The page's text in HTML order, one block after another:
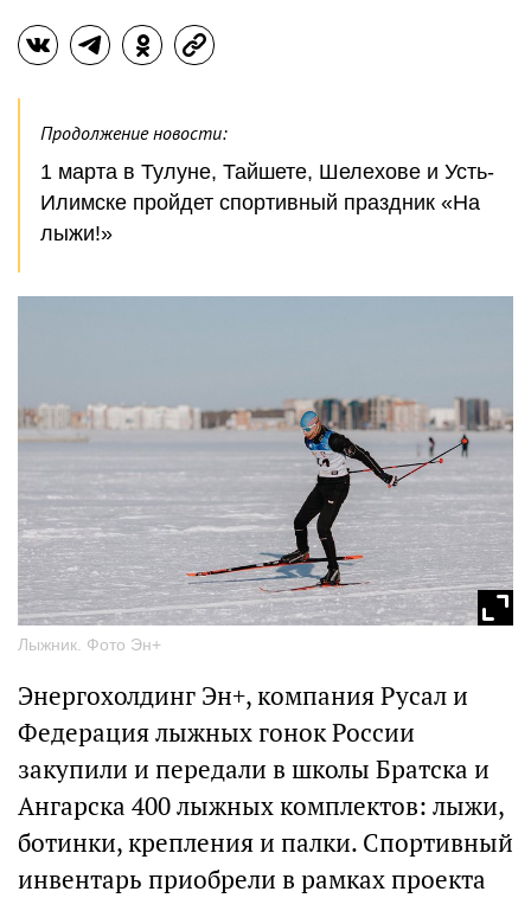
Продолжение новости:
1 марта в Тулуне, Тайшете, Шелехове и Усть-
Илимске пройдет спортивный праздник «На
лыжи!»
Лыжник. Фото Эн+
Энергохолдинг Эн+, компания Русал и
Федерация лыжных гонок России
закупили и передали в школы Братска и
Ангарска 400 лыжных комплектов: лыжи,
ботинки, крепления и палки. Спортивный
инвентарь приобрели в рамках проекта